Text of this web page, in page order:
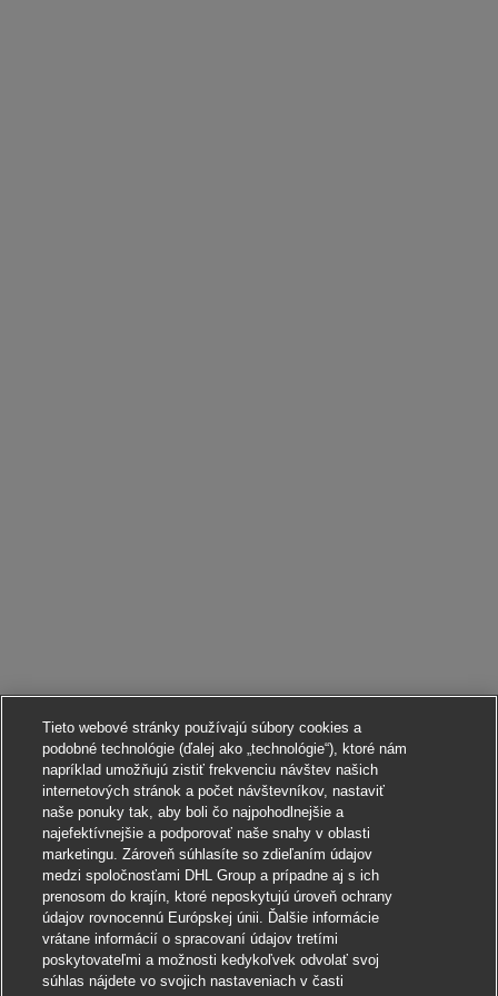
Tieto webové stránky používajú súbory cookies a
podobné technológie (ďalej ako „technológie“), ktoré nám
napríklad umožňujú zistiť frekvenciu návštev našich
internetových stránok a počet návštevníkov, nastaviť
naše ponuky tak, aby boli čo najpohodlnejšie a
najefektívnejšie a podporovať naše snahy v oblasti
marketingu. Zároveň súhlasíte so zdieľaním údajov
medzi spoločnosťami DHL Group a prípadne aj s ich
prenosom do krajín, ktoré neposkytujú úroveň ochrany
údajov rovnocennú Európskej únii. Ďalšie informácie
vrátane informácií o spracovaní údajov tretími
poskytovateľmi a možnosti kedykoľvek odvolať svoj
súhlas nájdete vo svojich nastaveniach v časti